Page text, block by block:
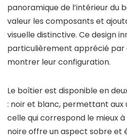
panoramique de l’intérieur du
valeur les composants et
visuelle distinctive. Ce design
particulièrement apprécié par
montrer leur configuration.
Le boîtier est disponible en
: noir et blanc, permettant aux
celle qui correspond le mieux
noire offre un aspect sobre et